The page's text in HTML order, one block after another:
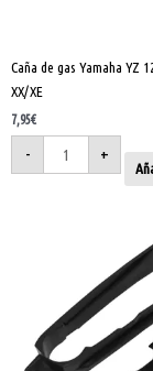
Caña de gas Yamaha YZ
XX/XE
7,95€
- +
Husqvarna
GasGas
MC/EC
21-